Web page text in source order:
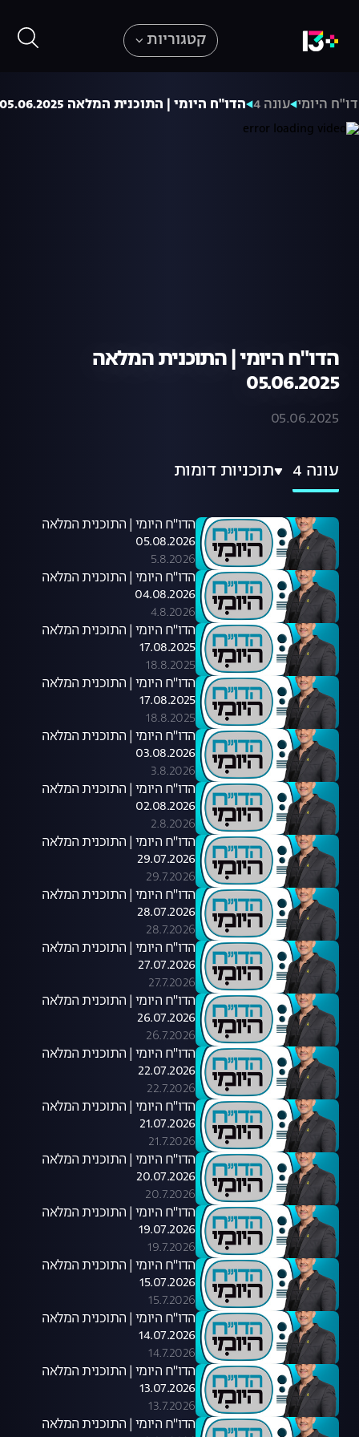
קטגוריות
היומי עונה 4 הדו"ח היומי | התוכנית המלאה 05.06.2025
הדו"ח היומי | התוכנית המלאה
05.06.2025
05.06.2025
עונה 4 תוכניות דומות
הדו"ח היומי | התוכנית המלאה
05.08.2026
5.8.2026
הדו"ח היומי | התוכנית המלאה
04.08.2026
4.8.2026
הדו"ח היומי | התוכנית המלאה
17.08.2025
18.8.2025
הדו"ח היומי | התוכנית המלאה
17.08.2025
18.8.2025
הדו"ח היומי | התוכנית המלאה
03.08.2026
3.8.2026
הדו"ח היומי | התוכנית המלאה
02.08.2026
2.8.2026
הדו"ח היומי | התוכנית המלאה
29.07.2026
29.7.2026
הדו"ח היומי | התוכנית המלאה
28.07.2026
28.7.2026
הדו"ח היומי | התוכנית המלאה
27.07.2026
27.7.2026
הדו"ח היומי | התוכנית המלאה
26.07.2026
26.7.2026
הדו"ח היומי | התוכנית המלאה
22.07.2026
22.7.2026
הדו"ח היומי | התוכנית המלאה
21.07.2026
21.7.2026
הדו"ח היומי | התוכנית המלאה
20.07.2026
20.7.2026
הדו"ח היומי | התוכנית המלאה
19.07.2026
19.7.2026
הדו"ח היומי | התוכנית המלאה
15.07.2026
15.7.2026
הדו"ח היומי | התוכנית המלאה
14.07.2026
14.7.2026
הדו"ח היומי | התוכנית המלאה
13.07.2026
13.7.2026
הדו"ח היומי | התוכנית המלאה